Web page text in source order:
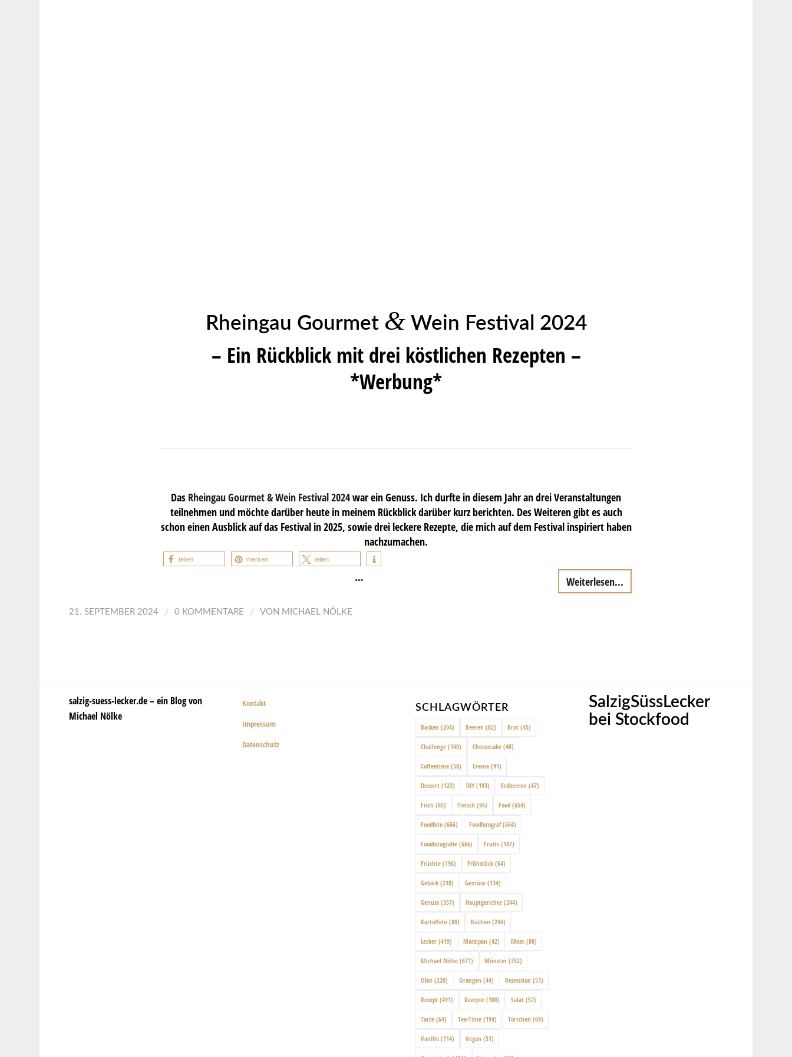
Rheingau Gourmet &Wein Festival 2024
– Ein Rückblick mit drei köstlichen Rezepten –
*Werbung*
Das Rheingau Gourmet & Wein Festival 2024war ein Genuss. Ich durfte in diesem Jahr an drei Veranstaltungen
teilnehmen und möchte darüber heute in meinem Rückblick darüber kurz berichten. Des Weiteren gibt es auch
schon einen Ausblick auf das Festival in 2025, sowie drei leckere Rezepte, die mich auf dem Festival inspiriert haben
nachzumachen.
teilen merken teilen
… Weiterlesen...
21. SEPTEMBER 2024 / 0 KOMMENTARE / VON MICHAEL NÖLKE
salzig-suess-lecker.de – ein Blog von
Michael Nölke
Kontakt
Impressum
Datenschutz
SCHLAGWÖRTER
Backen (204) Beeren (82) Brot (45)
Challenge (140) Cheesecake (48)
Coffeetime (58) Creme (91)
Dessert (123) DIY (193) Erdbeeren (47)
Fisch (65) Fleisch (96) Food (654)
Foodfoto (666) Foodfotograf(664)
Foodfotografie (666) Fruits (187)
Früchte (196) Frühstück (64)
Gebäck (210) Gemüse (134)
Genuss (357) Hauptgerichte (244)
Kartoffeln (88) Kuchen (244)
Lecker (419) Marzipan (42) Meat (88)
Michael Nölke (671) Münster (352)
Obst (220) Orangen (44) Rezension (51)
Rezept (491) Rezepte (100) Salat (57)
Tarte (64) Tea-Time (194) Törtchen (69)
Vanille (114) Vegan (51)
SalzigSüssLecker
bei Stockfood